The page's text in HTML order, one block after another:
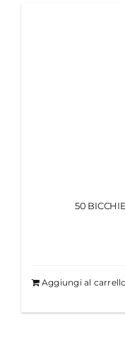
50
Aggiungi al carrello